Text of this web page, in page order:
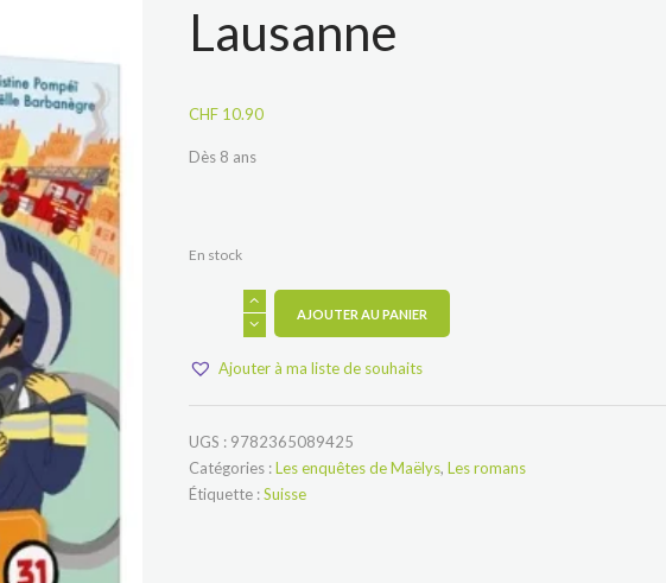
Lausanne
CHF 10.90
Dès 8 ans
En stock
Incendies
série
Lausanne
AJOUTER AU PANIER
Ajouter à ma liste de souhaits
UGS : 9782365089425
Catégories :Les enquêtes de Maëlys, Les romans
Étiquette :Suisse